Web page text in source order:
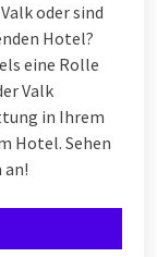
oder sind
Hotel?
eine Rolle
Valk
in Ihrem
Hotel. Sehen
an!